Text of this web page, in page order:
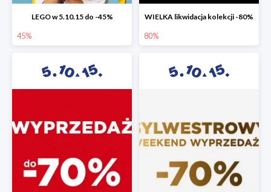
LEGO w 5.10.15 do -45%
45%
WIELKA likwidacja kolekcji -80%
80%